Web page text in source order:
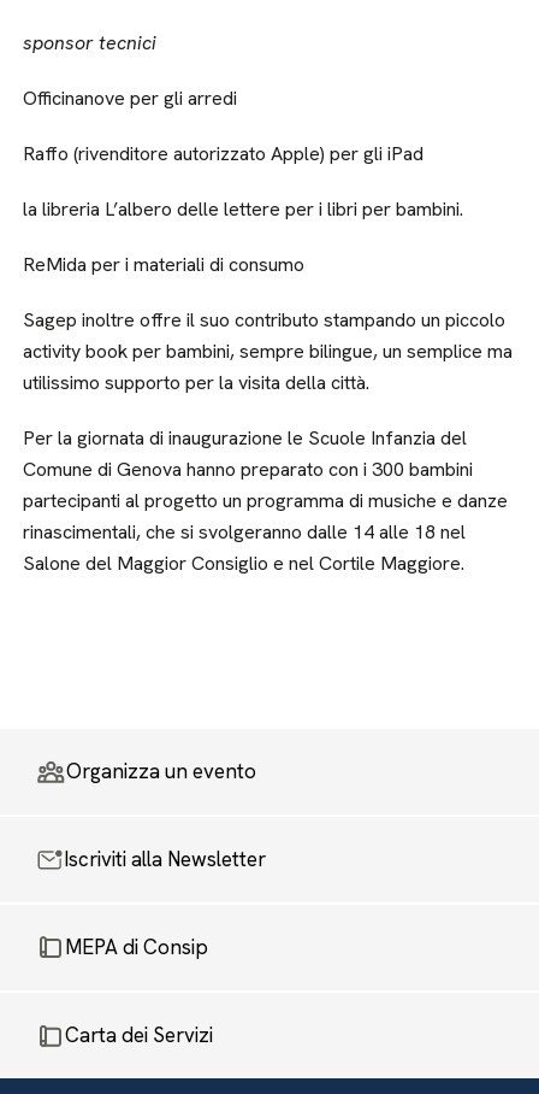
sponsor tecnici
Officinanove per gli arredi
Raffo (rivenditore autorizzato Apple) per gli iPad
la libreria L’albero delle lettere per i libri per bambini.
ReMida per i materiali di consumo
Sagep inoltre offre il suo contributo stampando un piccolo
activity book per bambini, sempre bilingue, un semplice ma
utilissimo supporto per la visita della città.
Per la giornata di inaugurazione le Scuole Infanzia del
Comune di Genova hanno preparato con i 300 bambini
partecipanti al progetto un programma di musiche e danze
rinascimentali, che si svolgeranno dalle 14 alle 18 nel
Salone del Maggior Consiglio e nel Cortile Maggiore.
Organizza un evento
Iscriviti alla Newsletter
MEPA di Consip
Carta dei Servizi